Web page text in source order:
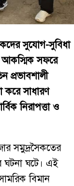
সুযোগ-সুবিধা
আকস্মিক সফরে
প্রভাবশালী
করে সাধারণ
নিরাপত্তা ও
সমুদ্রসৈকতের
ঘটনা ঘটে। এই
বিমান